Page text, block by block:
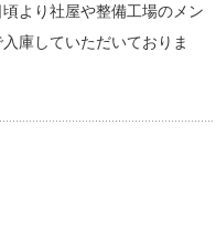
より社屋や整備工場のメン
庫していただいておりま